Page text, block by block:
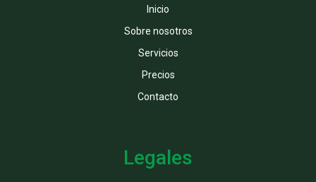
Inicio
Sobre nosotros
Servicios
Precios
Contacto
Legales